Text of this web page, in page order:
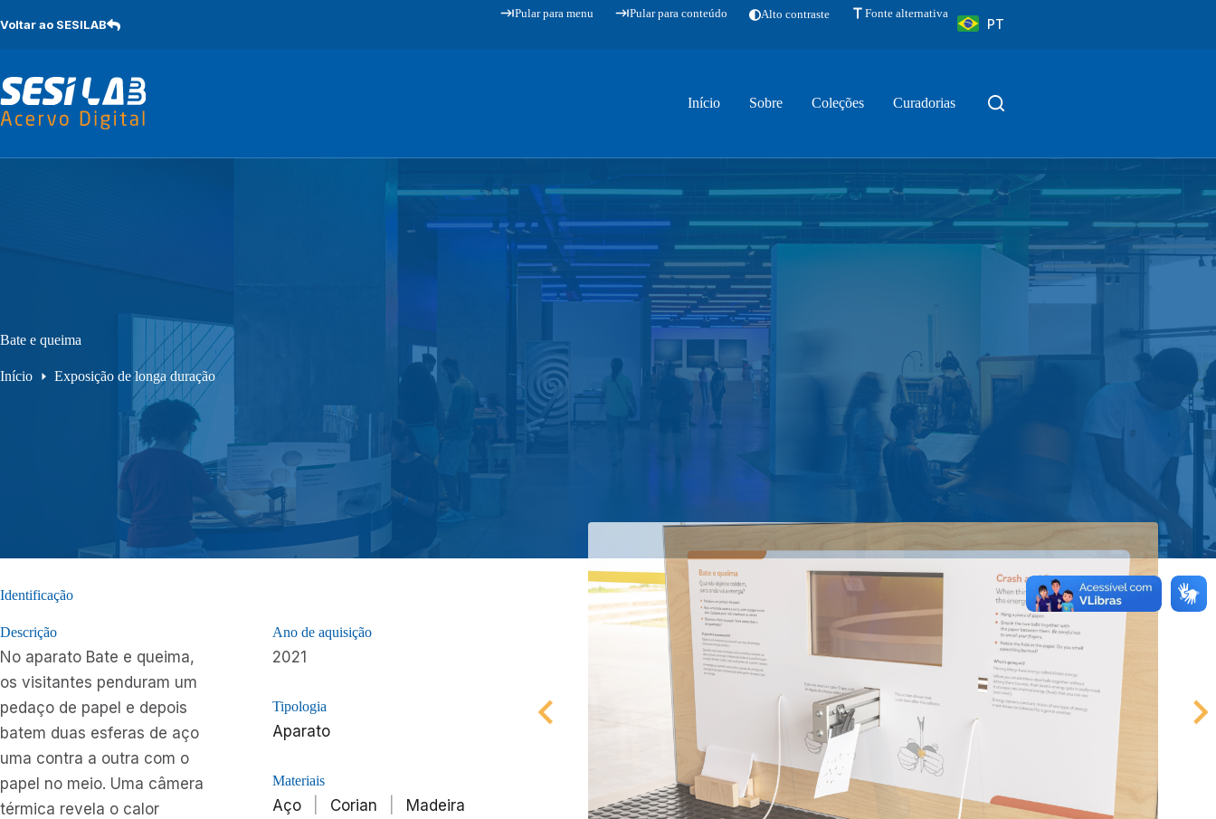
para
Voltar ao SESILAB
Pular para menu Pular para conteúdo Alto contraste Fonte alternativa
PT
Início Sobre Coleções Curadorias
Bate e queima
Início Exposição de longa duração
Identificação
Descrição
No aparato Bate e queima,
os visitantes penduram um
pedaço de papel e depois
batem duas esferas de aço
uma contra a outra com o
papel no meio. Uma câmera
térmica revela o calor
Ano de aquisição
2021
Tipologia
Aparato
Materiais
Aço Corian
Madeira